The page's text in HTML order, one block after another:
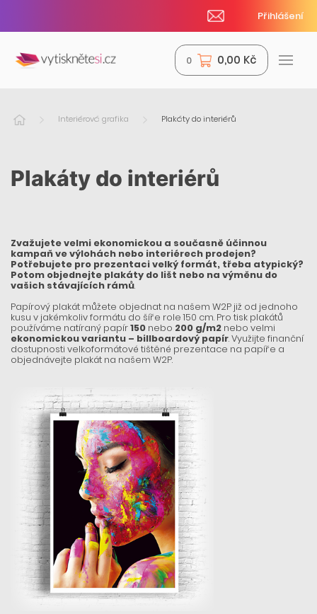
Přihlášení
0 0,00 Kč
Interiérová grafika Plakáty do interiérů
Plakáty do interiérů
Zvažujete velmi ekonomickou a současně účinnou
kampaň ve výlohách nebo interiérech prodejen?
Potřebujete pro prezentaci velký formát, třeba atypický?
Potom objednejte plakáty do lišt nebo na výměnu do
vašich stávajících rámů.
Papírový plakát můžete objednat na našem W2P již od jednoho
kusu v jakémkoliv formátu do šíře role 150 cm. Pro tisk plakátů
používáme natíraný papír150 nebo 200 g/m2 nebo velmi
ekonomickou variantu – billboardový papír. Využijte finanční
dostupnosti velkoformátové tištěné prezentace na papíře a
objednávejte plakát na našem W2P.